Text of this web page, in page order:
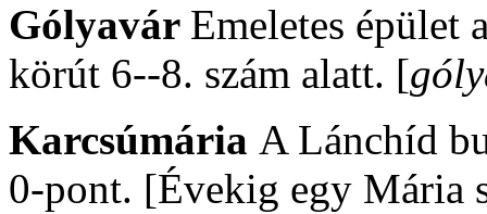
Gólyavár Emeletes épület
körút 6--8. szám alatt. [
Karcsúmária A Lánchíd
0-pont. [Évekig egy Mária